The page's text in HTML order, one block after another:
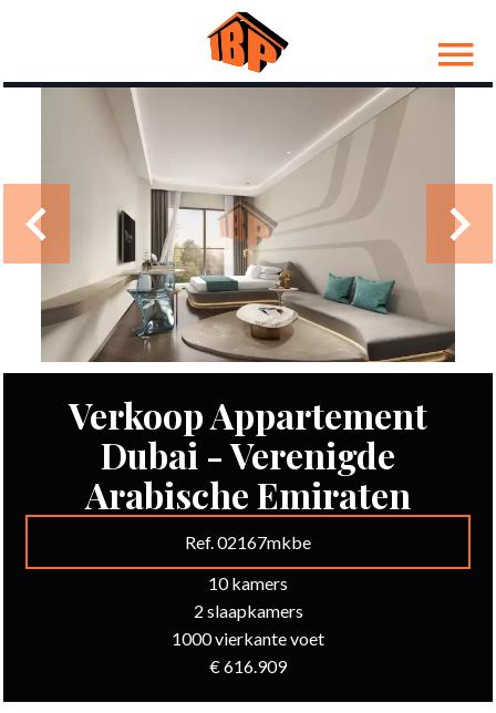
Verkoop Appartement
Dubai - Verenigde
Arabische Emiraten
Ref. 02167mkbe
10 kamers
2 slaapkamers
1000 vierkante voet
€ 616.909